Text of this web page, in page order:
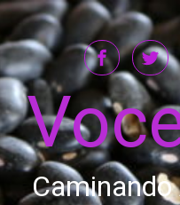
Saltar al contenido